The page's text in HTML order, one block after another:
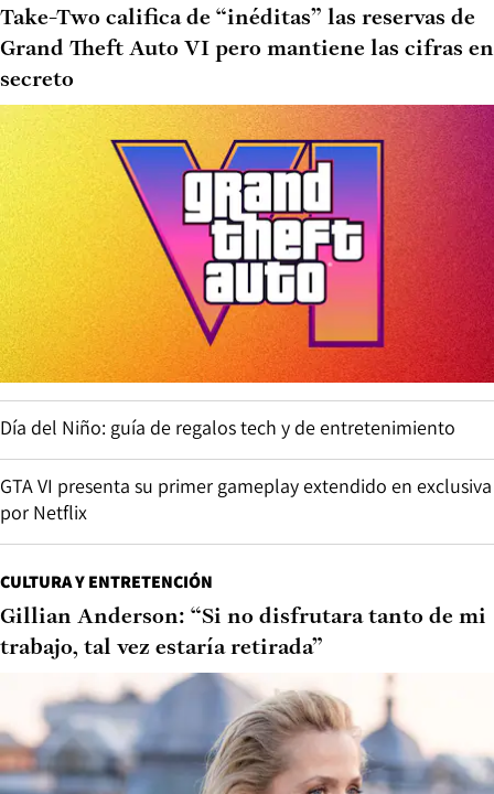
Take-Two califica de “inéditas” las reservas de
Grand Theft Auto VI pero mantiene las cifras en
secreto
Día del Niño: guía de regalos tech y de entretenimiento
GTA VI presenta su primer gameplay extendido en exclusiva
por Netflix
CULTURA Y ENTRETENCIÓN
Gillian Anderson: “Si no disfrutara tanto de mi
trabajo, tal vez estaría retirada”